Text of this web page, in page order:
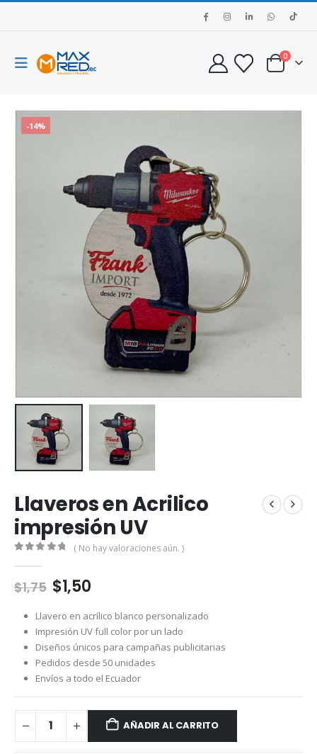
0
-14%
Llaveros en Acrilico
impresión UV
( No hay valoraciones aún. )
$1,75 $1,50
Llavero en acrílico blanco personalizado
Impresión UV full color por un lado
Diseños únicos para campañas publicitarias
Pedidos desde 50 unidades
Envíos a todo el Ecuador
AÑADIR AL CARRITO